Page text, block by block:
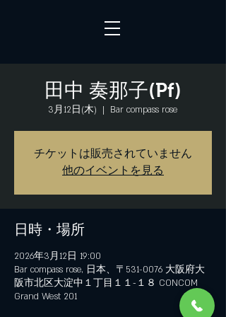
田中 奏那子(Pf)
3月12日(木)
  |
Bar compass rose
チケットは販売されていません
他のイベントを見る
日時・場所
2026年3月12日 19:00
Bar compass rose, 日本、〒531-0076 大阪府大
阪市北区大淀中１丁目１１−１８ CONCOM
Grand West 201